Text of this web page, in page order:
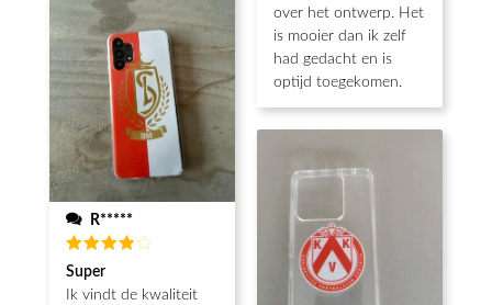
R*****
Beoordeeld
4van de
5
Super
Ik vindt de kwaliteit
over het ontwerp. Het
is mooier dan ik zelf
had gedacht en is
optijd toegekomen.